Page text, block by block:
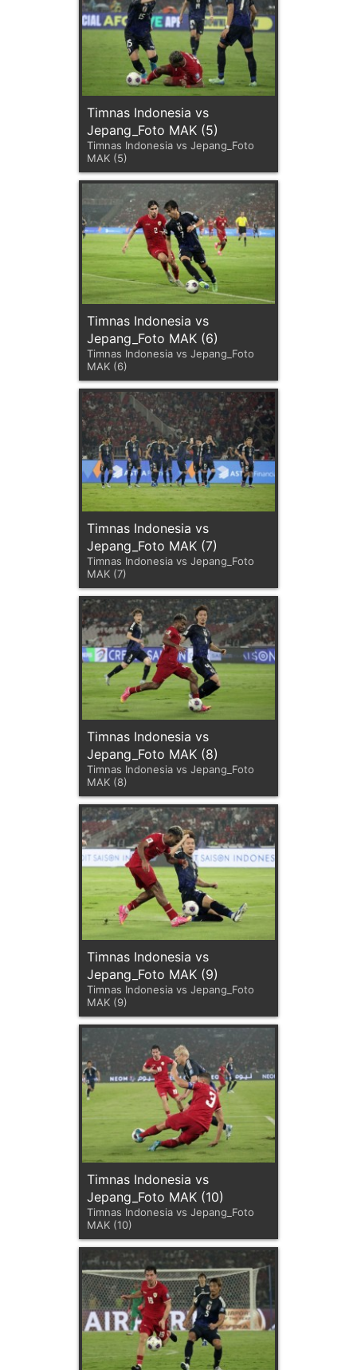
Timnas Indonesia vs
Jepang_Foto MAK (5)
Timnas Indonesia vs Jepang_Foto
MAK (5)
Timnas Indonesia vs
Jepang_Foto MAK (6)
Timnas Indonesia vs Jepang_Foto
MAK (6)
Timnas Indonesia vs
Jepang_Foto MAK (7)
Timnas Indonesia vs Jepang_Foto
MAK (7)
Timnas Indonesia vs
Jepang_Foto MAK (8)
Timnas Indonesia vs Jepang_Foto
MAK (8)
Timnas Indonesia vs
Jepang_Foto MAK (9)
Timnas Indonesia vs Jepang_Foto
MAK (9)
Timnas Indonesia vs
Jepang_Foto MAK (10)
Timnas Indonesia vs Jepang_Foto
MAK (10)